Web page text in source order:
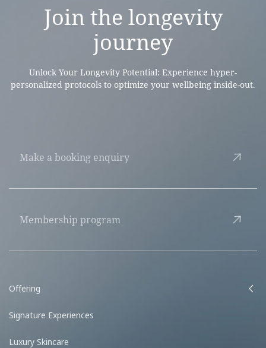
Join the longevity
journey
Unlock Your Longevity Potential: Experience hyper-
personalized protocols to optimize your wellbeing inside-out.
Make a booking enquiry
Membership program
Offering
Signature Experiences
Luxury Skincare